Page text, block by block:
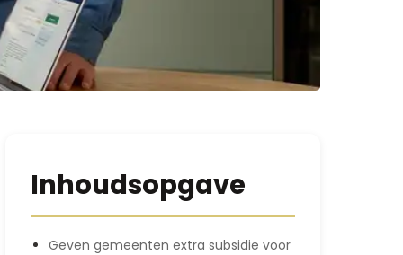
Inhoudsopgave
Geven gemeenten extra subsidie voor